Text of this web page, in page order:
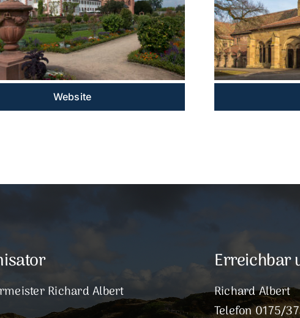
Website
Richard Albert
Erreichbar
Richard Albert
Telefon 0175/